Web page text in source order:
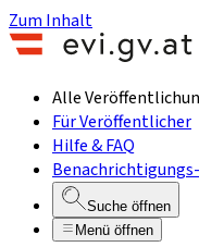
Zum Inhalt
Alle
Für Veröffentlicher
Hilfe & FAQ
Suche öffnen
Menü öffnen